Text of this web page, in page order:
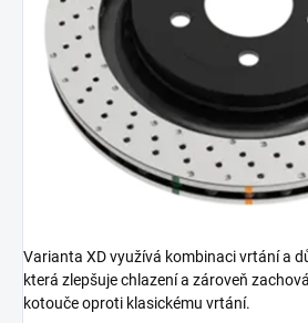
Varianta XD využívá kombinaci vrtání a
která zlepšuje chlazení a zároveň
kotouče oproti klasickému vrtání.